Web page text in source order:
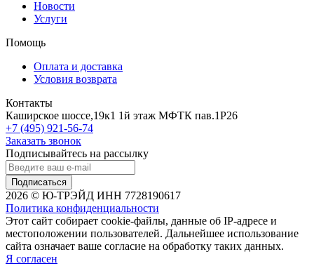
Новости
Услуги
Помощь
Оплата и доставка
Условия возврата
Контакты
Каширское шоссе,19к1 1й этаж МФТК пав.1Р26
+7 (495) 921-56-74
Заказать звонок
Подписывайтесь на рассылку
Подписаться
2026 © Ю-ТРЭЙД ИНН 7728190617
Политика конфиденциальности
Этот сайт собирает cookie-файлы, данные об IP-адресе и
местоположении пользователей. Дальнейшее использование
сайта означает ваше согласие на обработку таких данных.
Я согласен